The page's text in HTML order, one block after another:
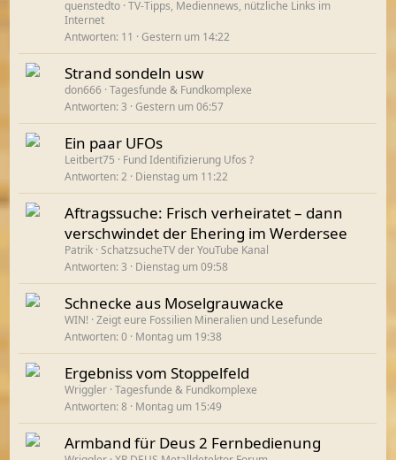
quenstedto TV-Tipps, Mediennews, nützliche Links im
Internet
Antworten 11 Gestern um 14:22
Strand sondeln usw
don666 Tagesfunde & Fundkomplexe
Antworten 3 Gestern um 06:57
Ein paar UFOs
Leitbert75
Fund Identifizierung Ufos ?
Antworten 2 Dienstag um 11:22
Aftragssuche: Frisch verheiratet – dann
verschwindet der Ehering im Werdersee
Patrik SchatzsucheTV der YouTube Kanal
Antworten 3 Dienstag um 09:58
Schnecke aus Moselgrauwacke
WIN! Zeigt eure Fossilien Mineralien und Lesefunde
Antworten 0 Montag um 19:38
Ergebniss vom Stoppelfeld
Wriggler Tagesfunde & Fundkomplexe
Antworten 8 Montag um 15:49
Armband für Deus 2 Fernbedienung